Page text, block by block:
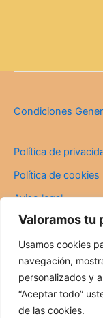
Valoramos tu
Usamos cookies
navegación,
personalizados y
“Aceptar todo”
de las cookies.
Condiciones
Política de
Política de cookies
Aviso legal
Copyright